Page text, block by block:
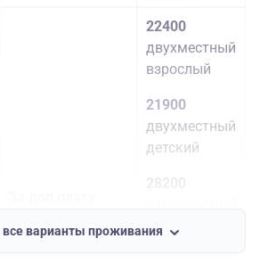
по желанию на
22400
двухместный
взрослый
21900
двухместный
детский
стандарт
все варианты проживания